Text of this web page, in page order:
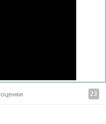
оценки 23